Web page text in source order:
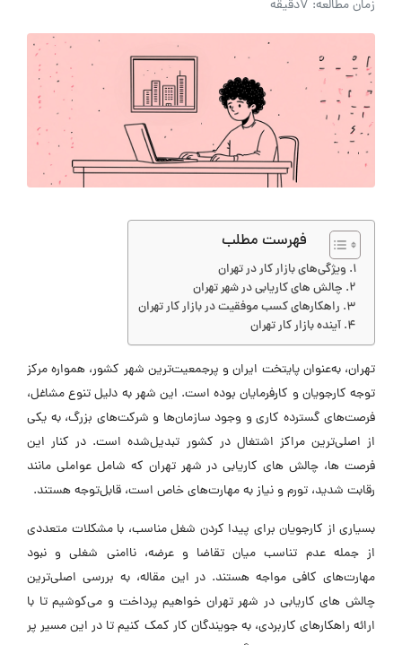
زمان مطالعه: 7دقیقه
فهرست مطلب
ویژگی‌های بازار کار در تهران
چالش های کاریابی در شهر تهران
راهکارهای کسب موفقیت در بازار کار تهران
آینده بازار کار تهران
تهران، به‌عنوان پایتخت ایران و پرجمعیت‌ترین شهر کشور، همواره مرکز
توجه کارجویان و کارفرمایان بوده است. این شهر به دلیل تنوع مشاغل،
فرصت‌های گسترده کاری و وجود سازمان‌ها و شرکت‌های بزرگ، به یکی
از اصلی‌ترین مراکز اشتغال در کشور تبدیل‌شده است. در کنار این
فرصت‌ ها، چالش های کاریابی در شهر تهران که شامل عواملی مانند
رقابت شدید، تورم و نیاز به مهارت‌های خاص است، قابل‌توجه هستند.
بسیاری از کارجویان برای پیدا کردن شغل مناسب، با مشکلات متعددی
از جمله عدم تناسب میان تقاضا و عرضه، ناامنی شغلی و نبود
مهارت‌های کافی مواجه هستند. در این مقاله، به بررسی اصلی‌ترین
چالش های کاریابی در شهر تهران خواهیم پرداخت و می‌کوشیم تا با
ارائه راهکارهای کاربردی، به جویندگان کار کمک کنیم تا در این مسیر پر